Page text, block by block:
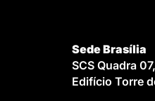
Sede Brasília
SCS Quadra
Edifício Torre